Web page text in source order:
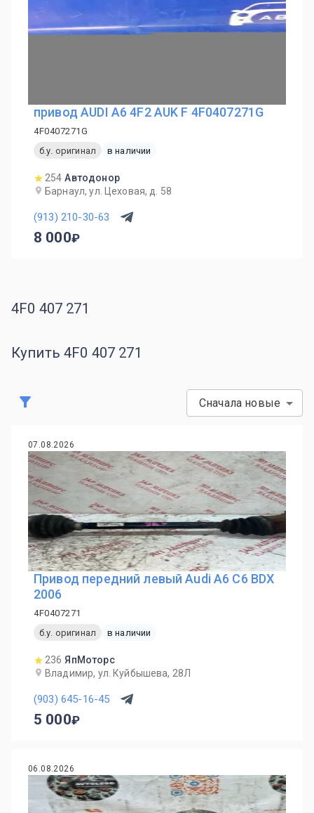
привод AUDI A6 4F2 AUK F 4F0407271G
4F0407271G
б.у. оригинал
в наличии
254 Автодонор
Барнаул, ул. Цеховая, д. 58
(913) 210-30-63
8 000
4F0 407 271
Купить 4F0 407 271
Сначала новые
07.08.2026
Привод передний левый Audi A6 C6 BDX
2006
4F0407271
б.у. оригинал
в наличии
236 ЯпМоторс
Владимир, ул. Куйбышева, 28Л
(903) 645-16-45
5 000
06.08.2026